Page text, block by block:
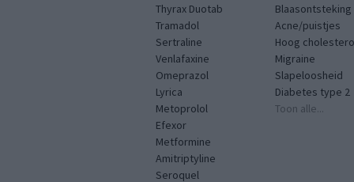
Thyrax Duotab
Tramadol
Sertraline
Venlafaxine
Omeprazol
Lyrica
Metoprolol
Efexor
Metformine
Amitriptyline
Seroquel
Blaasontsteking
Acne/puistjes
Hoog
Migraine
Slapeloosheid
Diabetes type 2
Toon alle...